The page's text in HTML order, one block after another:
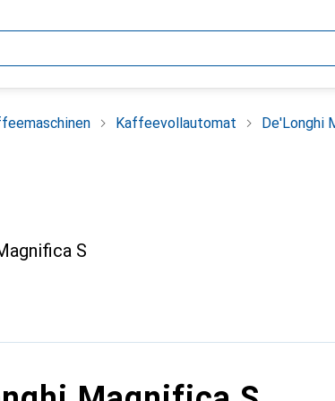
Kaffeevollautomat De'Longhi
S